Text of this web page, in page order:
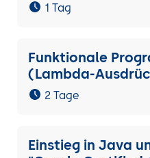
1 Tag
Funktionale
(Lambda-
2 Tage
Einstieg in Java